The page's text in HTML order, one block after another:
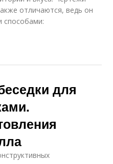
отличаются, ведь он
способами:
для